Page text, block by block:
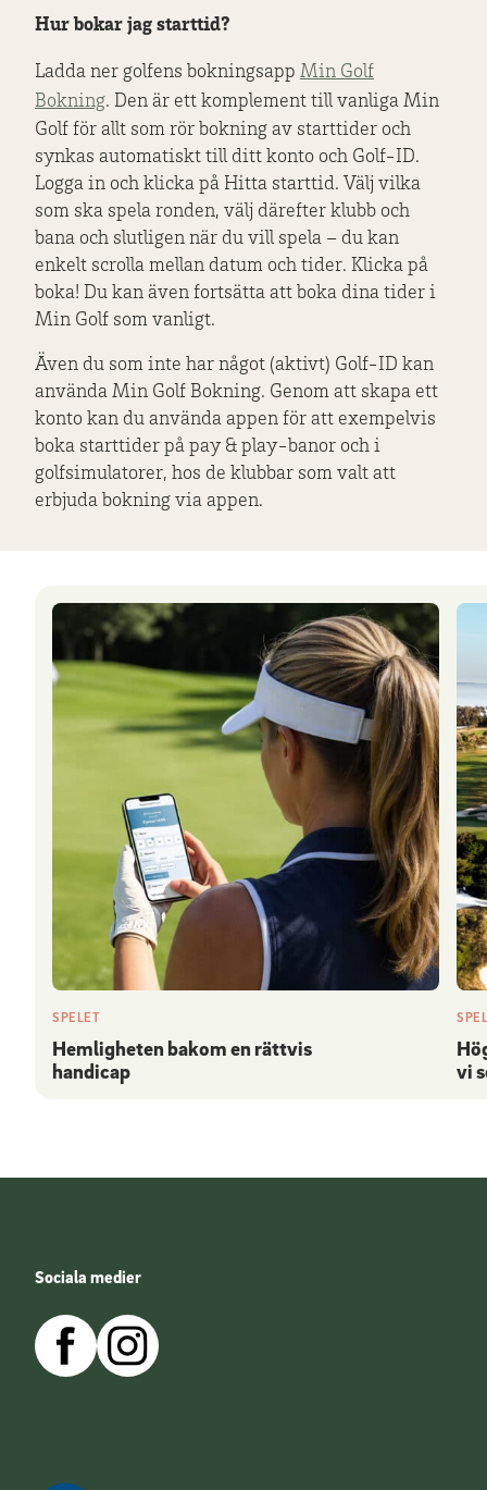
Hur bokar jag starttid?
Ladda ner golfens bokningsapp Min Golf
Bokning. Den är ett komplement till vanliga Min
Golf för allt som rör bokning av starttider och
synkas automatiskt till ditt konto och Golf-ID.
Logga in och klicka på Hitta starttid. Välj vilka
som ska spela ronden, välj därefter klubb och
bana och slutligen när du vill spela – du kan
enkelt scrolla mellan datum och tider. Klicka på
boka! Du kan även fortsätta att boka dina tider i
Min Golf som vanligt.
Även du som inte har något (aktivt) Golf-ID kan
använda Min Golf Bokning. Genom att skapa ett
konto kan du använda appen för att exempelvis
boka starttider på pay & play-banor och i
golfsimulatorer, hos de klubbar som valt att
erbjuda bokning via appen.
SPELET
Hemligheten bakom en rättvis
handicap
vi
Sociala medier